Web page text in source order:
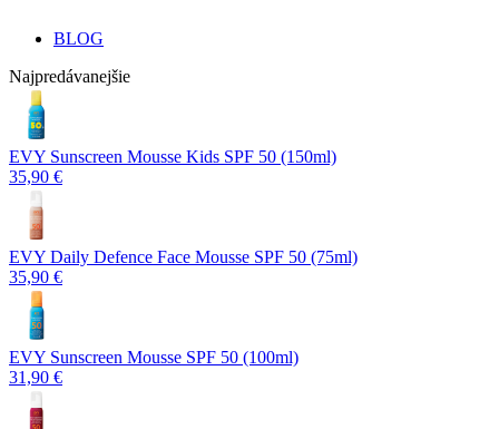
BLOG
Najpredávanejšie
EVY Sunscreen Mousse Kids SPF 50 (150ml)
35,90 €
EVY Daily Defence Face Mousse SPF 50 (75ml)
35,90 €
EVY Sunscreen Mousse SPF 50 (100ml)
31,90 €